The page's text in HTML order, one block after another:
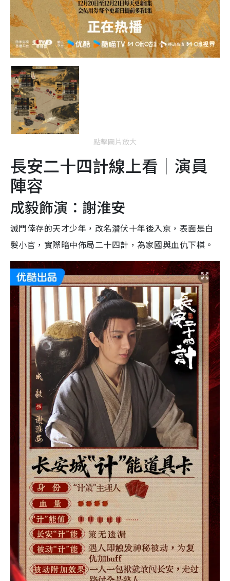
點擊圖片放大
長安二十四計線上看｜演員
陣容
成毅飾演：謝淮安
滅門倖存的天才少年，改名潛伏十年後入京，表面是白
髮小官，實際暗中佈局二十四計，為家國與血仇下棋。